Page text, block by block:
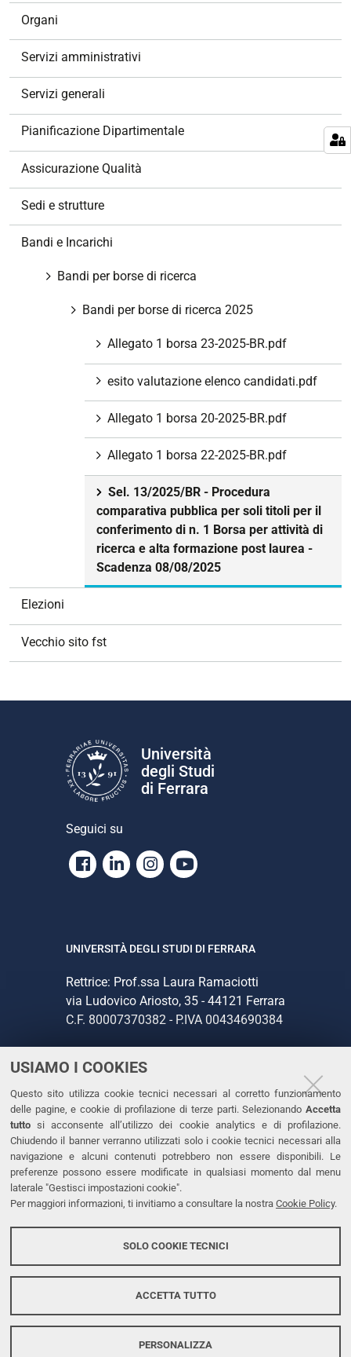
USIAMO I COOKIES
Questo sito utilizza cookie tecnici necessari al corretto funzionamento
delle pagine, e cookie di profilazione di terze parti. Selezionando Accetta
tutto si acconsente all’utilizzo dei cookie analytics e di profilazione.
Chiudendo il banner verranno utilizzati solo i cookie tecnici necessari alla
navigazione e alcuni contenuti potrebbero non essere disponibili. Le
preferenze possono essere modificate in qualsiasi momento dal menu
laterale "Gestisci impostazioni cookie".
Per maggiori informazioni, ti invitiamo a consultare la nostra Cookie Policy.
SOLO COOKIE TECNICI
ACCETTA TUTTO
PERSONALIZZA
Organi
Servizi amministrativi
Servizi generali
Pianificazione Dipartimentale
Assicurazione Qualità
Sedi e strutture
Bandi e Incarichi
Bandi per borse di ricerca
Bandi per borse di ricerca 2025
Allegato 1 borsa 23-2025-BR.pdf
esito valutazione elenco candidati.pdf
Allegato 1 borsa 20-2025-BR.pdf
Allegato 1 borsa 22-2025-BR.pdf
Sel. 13/2025/BR - Procedura
comparativa pubblica per soli titoli per il
conferimento di n. 1 Borsa per attività di
ricerca e alta formazione post laurea -
Scadenza 08/08/2025
Elezioni
Vecchio sito fst
Università
degli Studi
di Ferrara
Seguici su
Facebook
LinkedinInstagram
Youtube
UNIVERSITÀ DEGLI STUDI DI FERRARA
Rettrice: Prof.ssa Laura Ramaciotti
via Ludovico Ariosto, 35 - 44121 Ferrara
C.F. 80007370382 - P.IVA 00434690384
CONTATTI
Tel. +39 0532 293111
Fax. +39 0532 293031
PEC
LINKS
Dichiarazione di accessibilità
Protezione dati personali